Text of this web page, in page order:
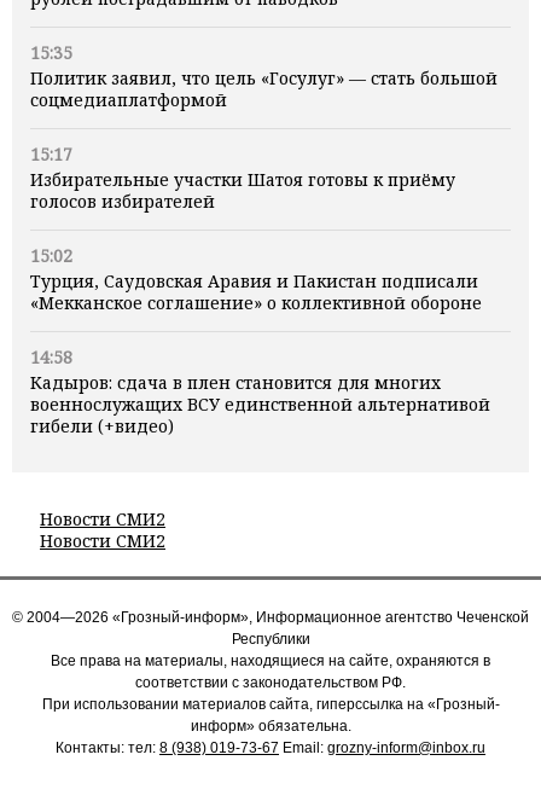
15:35
Политик заявил, что цель «Госулуг» — стать большой
соцмедиаплатформой
15:17
Избирательные участки Шатоя готовы к приёму
голосов избирателей
15:02
Турция, Саудовская Аравия и Пакистан подписали
«Мекканское соглашение» о коллективной обороне
14:58
Кадыров: сдача в плен становится для многих
военнослужащих ВСУ единственной альтернативой
гибели (+видео)
Новости СМИ2
Новости СМИ2
© 2004—2026 «Грозный-информ», Информационное агентство Чеченской
Республики
Все права на материалы, находящиеся на сайте, охраняются в
соответствии с законодательством РФ.
При использовании материалов сайта, гиперссылка на «Грозный-
информ» обязательна.
Контакты: тел: 8 (938) 019-73-67 Email: grozny-inform@inbox.ru